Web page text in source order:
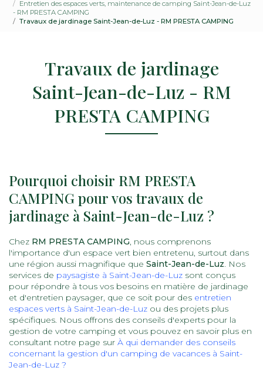
Entretien des espaces verts, maintenance de camping Saint-Jean-de-Luz
- RM PRESTA CAMPING
Travaux de jardinage Saint-Jean-de-Luz - RM PRESTA CAMPING
Travaux de jardinage
Saint-Jean-de-Luz - RM
PRESTA CAMPING
Pourquoi choisir RM PRESTA
CAMPING pour vos travaux de
jardinage à Saint-Jean-de-Luz ?
Chez RM PRESTA CAMPING, nous comprenons
l'importance d'un espace vert bien entretenu, surtout dans
une région aussi magnifique que Saint-Jean-de-Luz. Nos
services de paysagiste à Saint-Jean-de-Luz sont conçus
pour répondre à tous vos besoins en matière de jardinage
et d'entretien paysager, que ce soit pour des entretien
espaces verts à Saint-Jean-de-Luz ou des projets plus
spécifiques. Nous offrons des conseils d'experts pour la
gestion de votre camping et vous pouvez en savoir plus en
consultant notre page sur À qui demander des conseils
concernant la gestion d'un camping de vacances à Saint-
Jean-de-Luz ?